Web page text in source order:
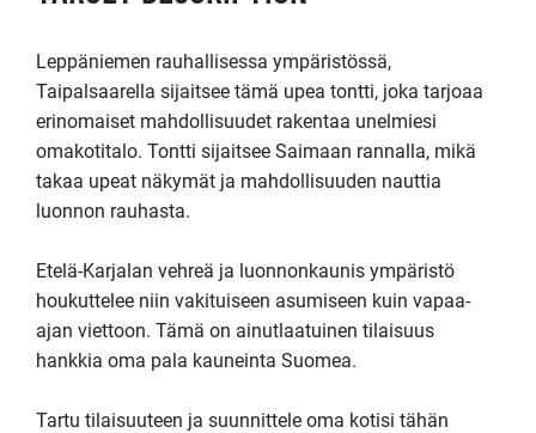
Leppäniemen rauhallisessa ympäristössä,
Taipalsaarella sijaitsee tämä upea tontti, joka tarjoaa
erinomaiset mahdollisuudet rakentaa unelmiesi
omakotitalo. Tontti sijaitsee Saimaan rannalla, mikä
takaa upeat näkymät ja mahdollisuuden nauttia
luonnon rauhasta.
Etelä-Karjalan vehreä ja luonnonkaunis ympäristö
houkuttelee niin vakituiseen asumiseen kuin vapaa-
ajan viettoon. Tämä on ainutlaatuinen tilaisuus
hankkia oma pala kauneinta Suomea.
Tartu tilaisuuteen ja suunnittele oma kotisi tähän